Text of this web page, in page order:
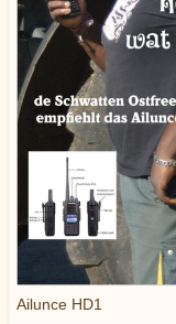
Ailunce HD1